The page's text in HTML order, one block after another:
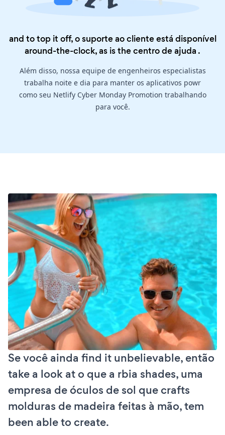
and to top it off, o suporte ao cliente está disponível
around-the-clock, as is thecentro de ajuda .
Além disso, nossa equipe de engenheiros especialistas
trabalha noite e dia para manter os aplicativos powr
como seu Netlify Cyber Monday Promotion trabalhando
para você.
Se você ainda find it unbelievable, então
take a look at o que a rbia shades, uma
empresa de óculos de sol que crafts
molduras de madeira feitas à mão, tem
been able to create.